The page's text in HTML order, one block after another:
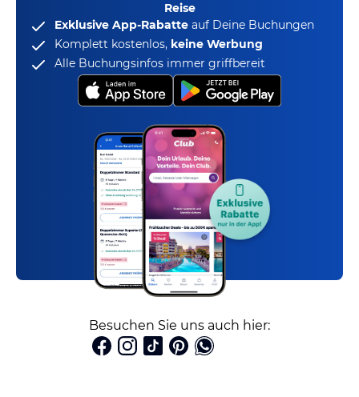
Reise
Exklusive App-Rabatte auf Deine Buchungen
Komplett kostenlos, keine Werbung
Alle Buchungsinfos immer griffbereit
Besuchen Sie uns auch hier: